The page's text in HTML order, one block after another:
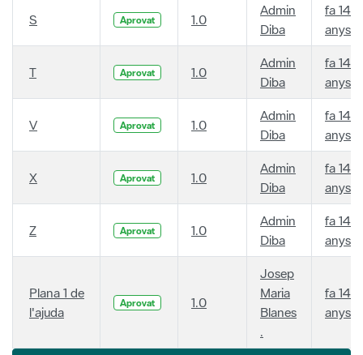
S Aprovat 1.0
Admin
Diba
fa 14
anys
T Aprovat 1.0
Admin
Diba
fa 14
anys
V Aprovat 1.0
Admin
Diba
fa 14
anys
X Aprovat 1.0
Admin
Diba
fa 14
anys
Z Aprovat 1.0
Admin
Diba
fa 14
anys
Plana 1 de
l'ajuda
Aprovat 1.0
Josep
Maria
Blanes
.
fa 14
anys